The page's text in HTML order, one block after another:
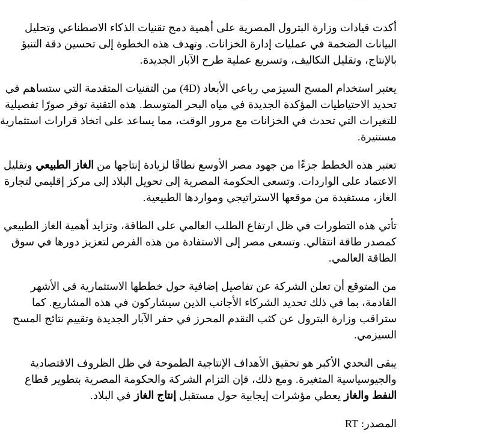
أكدت قيادات وزارة البترول المصرية على أهمية دمج تقنيات الذكاء الاصطناعي وتحليل
البيانات الضخمة في عمليات إدارة الخزانات. وتهدف هذه الخطوة إلى تحسين دقة التنبؤ
بالإنتاج، وتقليل التكاليف، وتسريع عملية طرح الآبار الجديدة.
يعتبر استخدام المسح السيزمي رباعي الأبعاد (4D) من التقنيات المتقدمة التي ستساهم في
تحديد الاحتياطيات المؤكدة الجديدة في مياه البحر المتوسط. هذه التقنية توفر صورًا تفصيلية
للتغيرات التي تحدث في الخزانات مع مرور الوقت، مما يساعد على اتخاذ قرارات استثمارية
مستنيرة.
تعتبر هذه الخطط جزءًا من جهود مصر الأوسع نطاقًا لزيادة إنتاجها من الغاز الطبيعي وتقليل
الاعتماد على الواردات. وتسعى الحكومة المصرية إلى تحويل البلاد إلى مركز إقليمي لتجارة
الغاز، مستفيدة من موقعها الاستراتيجي ومواردها الطبيعية.
تأتي هذه التطورات في ظل ارتفاع الطلب العالمي على الطاقة، وتزايد أهمية الغاز الطبيعي
كمصدر طاقة انتقالي. وتسعى مصر إلى الاستفادة من هذه الفرص لتعزيز دورها في سوق
الطاقة العالمي.
من المتوقع أن تعلن الشركة عن تفاصيل إضافية حول خططها الاستثمارية في الأشهر
القادمة، بما في ذلك تحديد الشركاء الأجانب الذين سيشاركون في هذه المشاريع. كما
ستراقب وزارة البترول عن كثب التقدم المحرز في حفر الآبار الجديدة وتقييم نتائج المسح
السيزمي.
يبقى التحدي الأكبر هو تحقيق الأهداف الإنتاجية الطموحة في ظل الظروف الاقتصادية
والجيوسياسية المتغيرة. ومع ذلك، فإن التزام الشركة والحكومة المصرية بتطوير قطاع
النفط والغاز يعطي مؤشرات إيجابية حول مستقبل إنتاج الغاز في البلاد.
المصدر: RT